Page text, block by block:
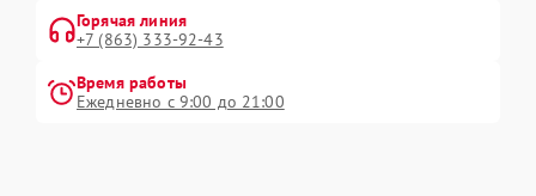
Горячая линия
+7 (863) 333-92-43
Время работы
Ежедневно с 9:00 до 21:00